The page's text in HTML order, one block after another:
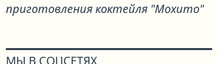
приготовления коктейля "Мохито"
МЫ В СОЦСЕТЯХ